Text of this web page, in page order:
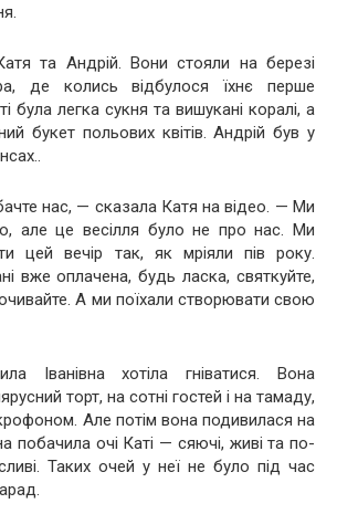
та Андрій. Вони стояли на березі
де колись відбулося їхнє перше
була легка сукня та вишукані коралі, а
букет польових квітів. Андрій був у
нас, — сказала Катя на відео. — Ми
але це весілля було не про нас. Ми
цей вечір так, як мріяли пів року.
вже оплачена, будь ласка, святкуйте,
А ми поїхали створювати свою
Іванівна хотіла гніватися. Вона
торт, на сотні гостей і на тамаду,
Але потім вона подивилася на
побачила очі Каті — сяючі, живі та по-
Таких очей у неї не було під час